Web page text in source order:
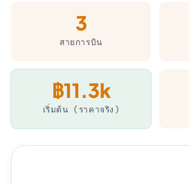
3
สายการบิน
฿11.3k
เริ่มต้น (ราคาจริง)